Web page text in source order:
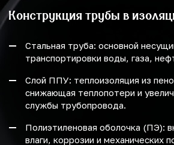
Конструкция трубы в
Стальная труба: основной
транспортировки воды, газа,
Слой ППУ: теплоизоляция из
снижающая теплопотери и
службы трубопровода.
Полиэтиленовая оболочка (ПЭ):
влаги, коррозии и механических